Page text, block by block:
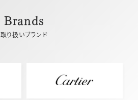
Brands
取り扱いブランド